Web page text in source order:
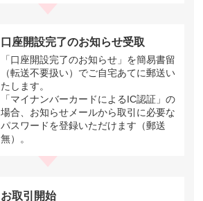
口座開設完了のお知らせ受取
「口座開設完了のお知らせ」を簡易書留
（転送不要扱い）でご自宅あてに郵送い
たします。
「マイナンバーカードによるIC認証」の
場合、お知らせメールから取引に必要な
パスワードを登録いただけます（郵送
無）。
お取引開始